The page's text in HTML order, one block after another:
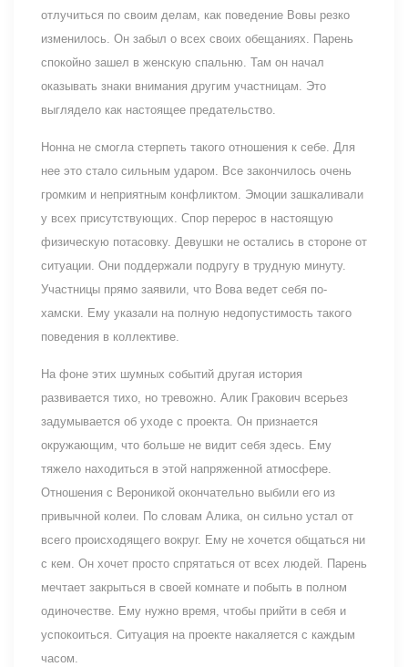
отлучиться по своим делам, как поведение Вовы резко
изменилось. Он забыл о всех своих обещаниях. Парень
спокойно зашел в женскую спальню. Там он начал
оказывать знаки внимания другим участницам. Это
выглядело как настоящее предательство.
Нонна не смогла стерпеть такого отношения к себе. Для
нее это стало сильным ударом. Все закончилось очень
громким и неприятным конфликтом. Эмоции зашкаливали
у всех присутствующих. Спор перерос в настоящую
физическую потасовку. Девушки не остались в стороне от
ситуации. Они поддержали подругу в трудную минуту.
Участницы прямо заявили, что Вова ведет себя по-
хамски. Ему указали на полную недопустимость такого
поведения в коллективе.
На фоне этих шумных событий другая история
развивается тихо, но тревожно. Алик Гракович всерьез
задумывается об уходе с проекта. Он признается
окружающим, что больше не видит себя здесь. Ему
тяжело находиться в этой напряженной атмосфере.
Отношения с Вероникой окончательно выбили его из
привычной колеи. По словам Алика, он сильно устал от
всего происходящего вокруг. Ему не хочется общаться ни
с кем. Он хочет просто спрятаться от всех людей. Парень
мечтает закрыться в своей комнате и побыть в полном
одиночестве. Ему нужно время, чтобы прийти в себя и
успокоиться. Ситуация на проекте накаляется с каждым
часом.